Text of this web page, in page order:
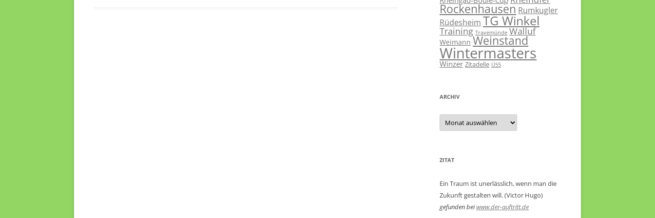
Rockenhausen Rumkugler
Rüdesheim TG Winkel
Training Travemünde Walluf
Weimann Weinstand
Wintermasters
Winzer Zitadelle Ü55
ARCHIV
Archiv
ZITAT
Ein Traum ist unerlässlich, wenn man die
Zukunft gestalten will. (Victor Hugo)
gefunden beiwww.der-auftritt.de